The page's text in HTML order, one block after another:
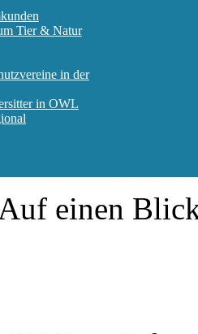
Tier & Natur
in der
in OWL
einen